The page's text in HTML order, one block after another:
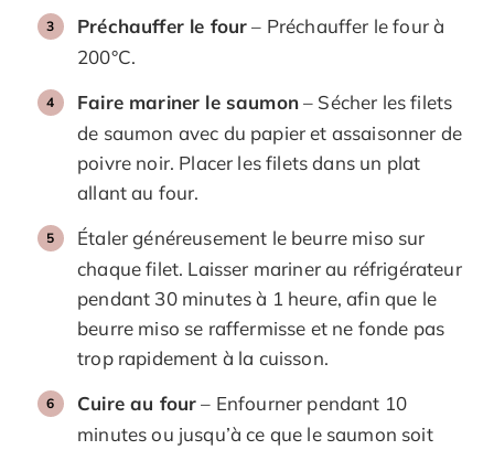
Préchauffer le four– Préchauffer le four à
200°C.
Faire mariner le saumon– Sécher les filets
de saumon avec du papier et assaisonner de
poivre noir. Placer les filets dans un plat
allant au four.
Étaler généreusement le beurre miso sur
chaque filet. Laisser mariner au réfrigérateur
pendant 30 minutes à 1 heure, afin que le
beurre miso se raffermisse et ne fonde pas
trop rapidement à la cuisson.
Cuire au four– Enfourner pendant 10
minutes ou jusqu’à ce que le saumon soit